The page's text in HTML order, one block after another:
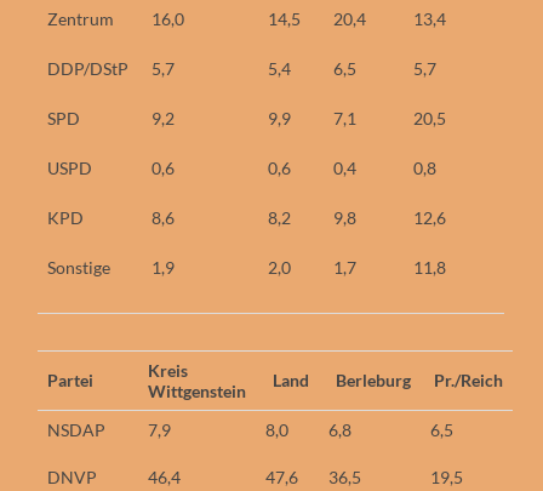
Zentrum
DDP/DStP
SPD
USPD
KPD
Sonstige
16,0
5,7
9,2
0,6
8,6
1,9
14,5
5,4
9,9
0,6
8,2
2,0
20,4
6,5
7,1
0,4
9,8
1,7
13,4
5,7
20,5
0,8
12,6
11,8
Partei
Kreis
Wittgenstein
Land Berleburg Pr./Reich
NSDAP
DNVP
7,9
46,4
8,0
47,6
6,8
36,5
6,5
19,5